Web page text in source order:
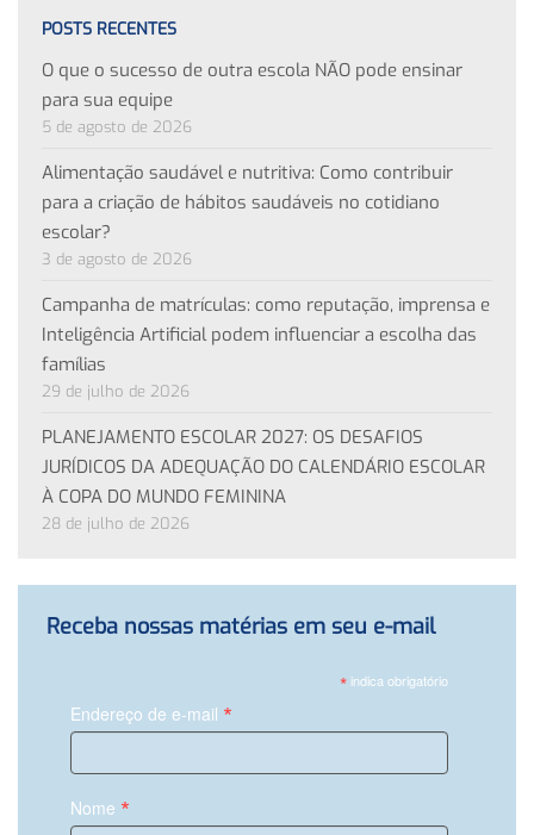
POSTS RECENTES
O que o sucesso de outra escola NÃO pode ensinar
para sua equipe
5 de agosto de 2026
Alimentação saudável e nutritiva: Como contribuir
para a criação de hábitos saudáveis no cotidiano
escolar?
3 de agosto de 2026
Campanha de matrículas: como reputação, imprensa e
Inteligência Artificial podem influenciar a escolha das
famílias
29 de julho de 2026
PLANEJAMENTO ESCOLAR 2027: OS DESAFIOS
JURÍDICOS DA ADEQUAÇÃO DO CALENDÁRIO ESCOLAR
À COPA DO MUNDO FEMININA
28 de julho de 2026
Receba nossas matérias em seu e-mail
*indica obrigatório
Endereço de e-mail *
Nome *